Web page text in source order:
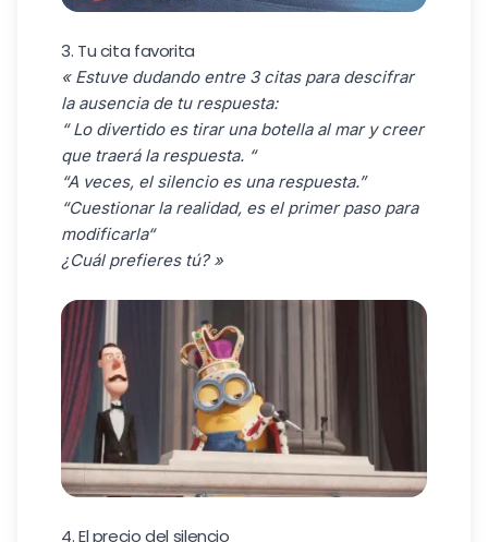
3. Tu cita favorita
« Estuve dudando entre 3 citas para descifrar
la ausencia de tu respuesta:
“ Lo divertido es tirar una botella al mar y creer
que traerá la respuesta. “
“A veces, el silencio es una respuesta.”
“Cuestionar la realidad, es el primer paso para
modificarla“
¿Cuál prefieres tú? »
4. El precio del silencio